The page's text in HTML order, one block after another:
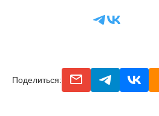
Поделиться: email telegram vk